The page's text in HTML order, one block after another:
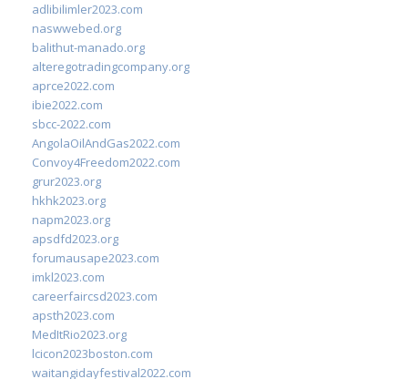
adlibilimler2023.com
naswwebed.org
balithut-manado.org
alteregotradingcompany.org
aprce2022.com
ibie2022.com
sbcc-2022.com
AngolaOilAndGas2022.com
Convoy4Freedom2022.com
grur2023.org
hkhk2023.org
napm2023.org
apsdfd2023.org
forumausape2023.com
imkl2023.com
careerfaircsd2023.com
apsth2023.com
MedItRio2023.org
lcicon2023boston.com
waitangidayfestival2022.com